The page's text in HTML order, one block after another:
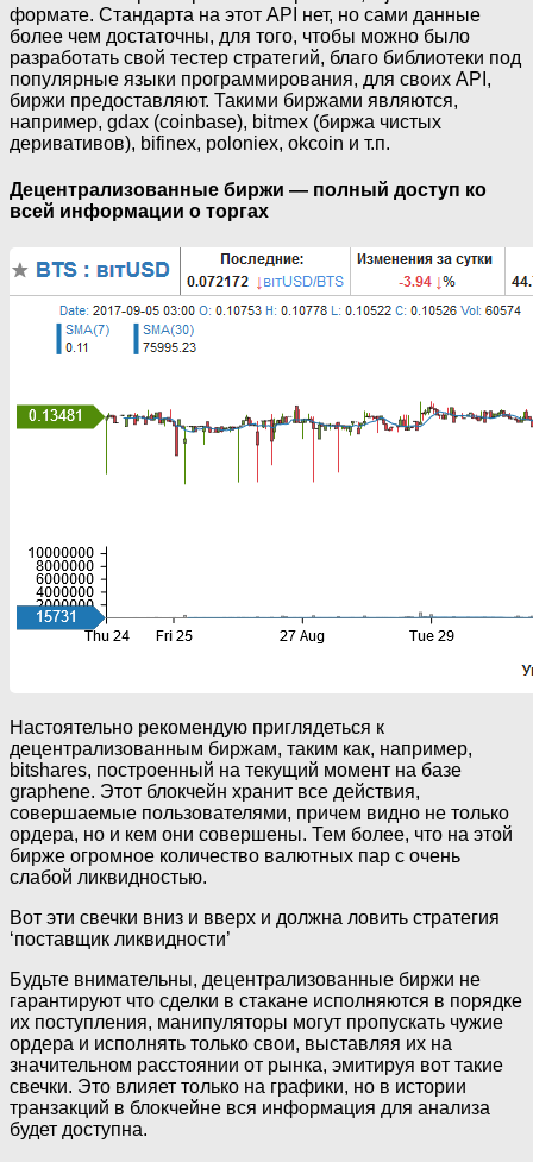
формате. Стандарта на этот API нет, но сами данные
более чем достаточны, для того, чтобы можно было
разработать свой тестер стратегий, благо библиотеки под
популярные языки программирования, для своих API,
биржи предоставляют. Такими биржами являются,
например, gdax (coinbase), bitmex (биржа чистых
деривативов), bifinex, poloniex, okcoin и т.п.
Децентрализованные биржи — полный доступ ко
всей информации о торгах
Настоятельно рекомендую приглядеться к
децентрализованным биржам, таким как, например,
bitshares, построенный на текущий момент на базе
graphene. Этот блокчейн хранит все действия,
совершаемые пользователями, причем видно не только
ордера, но и кем они совершены. Тем более, что на этой
бирже огромное количество валютных пар с очень
слабой ликвидностью.
Вот эти свечки вниз и вверх и должна ловить стратегия
‘поставщик ликвидности’
Будьте внимательны, децентрализованные биржи не
гарантируют что сделки в стакане исполняются в порядке
их поступления, манипуляторы могут пропускать чужие
ордера и исполнять только свои, выставляя их на
значительном расстоянии от рынка, эмитируя вот такие
свечки. Это влияет только на графики, но в истории
транзакций в блокчейне вся информация для анализа
будет доступна.